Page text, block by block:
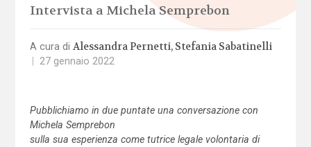
Intervista a Michela Semprebon
A cura di Alessandra Pernetti Stefania Sabatinelli
27 gennaio 2022
Pubblichiamo in due puntate una conversazione con
Michela Semprebon
sulla sua esperienza come tutrice legale volontaria di